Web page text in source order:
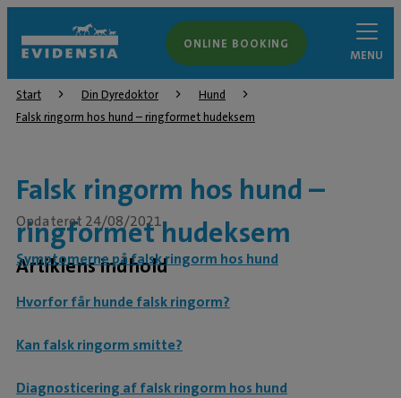
ONLINE BOOKING
MENU
Start Din Dyredoktor
Hund
Falsk ringorm hos hund – ringformet hudeksem
Falsk ringorm hos hund –
ringformet hudeksem
Opdateret 24/08/2021
Artiklens indhold
Symptomerne på falsk ringorm hos hund
Hvorfor får hunde falsk ringorm?
Kan falsk ringorm smitte?
Diagnosticering af falsk ringorm hos hund